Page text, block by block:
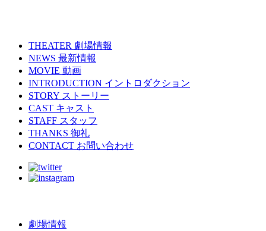
THEATER 劇場情報
NEWS 最新情報
MOVIE 動画
INTRODUCTION イントロダクション
STORY ストーリー
CAST キャスト
STAFF スタッフ
THANKS 御礼
CONTACT お問い合わせ
劇場情報